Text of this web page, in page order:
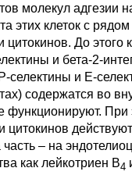
молекул адгезии
этих клеток с
цитокинов. До этого
и бета-2-
селектины и Е-
содержатся во
функционируют. При
цитокинов
– на
как лейкотриен В4